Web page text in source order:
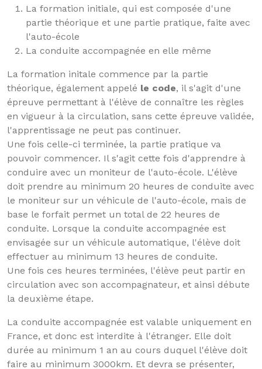
La formation initiale, qui est composée d'une
partie théorique et une partie pratique, faite avec
l'auto-école
La conduite accompagnée en elle même
La formation initale commence par la partie
théorique, également appelé le code, il s'agit d'une
épreuve permettant à l'élève de connaître les règles
en vigueur à la circulation, sans cette épreuve validée,
l'apprentissage ne peut pas continuer.
Une fois celle-ci terminée, la partie pratique va
pouvoir commencer. Il s'agit cette fois d'apprendre à
conduire avec un moniteur de l'auto-école. L'élève
doit prendre au minimum 20 heures de conduite avec
le moniteur sur un véhicule de l'auto-école, mais de
base le forfait permet un total de 22 heures de
conduite. Lorsque la conduite accompagnée est
envisagée sur un véhicule automatique, l'élève doit
effectuer au minimum 13 heures de conduite.
Une fois ces heures terminées, l'élève peut partir en
circulation avec son accompagnateur, et ainsi débute
la deuxième étape.
La conduite accompagnée est valable uniquement en
France, et donc est interdite à l'étranger. Elle doit
durée au minimum 1 an au cours duquel l'élève doit
faire au minimum 3000km. Et devra se présenter,